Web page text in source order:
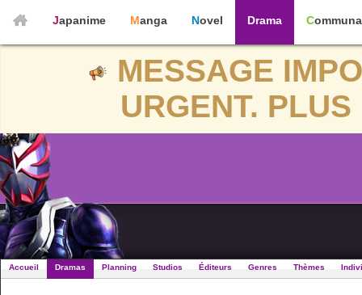
Japanime Manga Novel Drama
MESSAGE
URGENT.
Accueil Dramas Planning Studios Éditeurs Genres Thèmes